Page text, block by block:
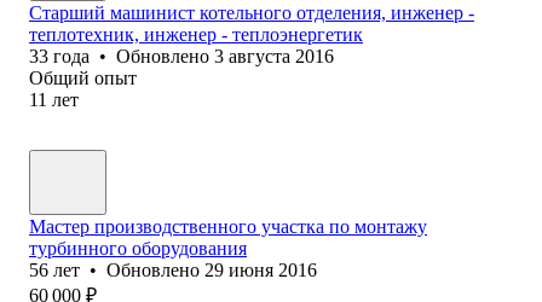
Старший машинист котельного отделения, инженер -
теплотехник, инженер - теплоэнергетик
33 года • Обновлено 3 августа 2016
Общий опыт
11 лет
Мастер производственного участка по монтажу
турбинного оборудования
56 лет • Обновлено 29 июня 2016
60 000 ₽